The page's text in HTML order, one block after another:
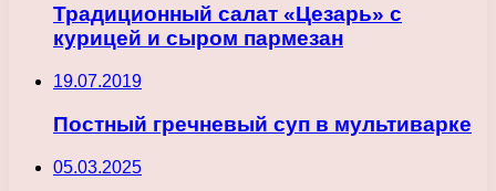
Традиционный салат «Цезарь» с
курицей и сыром пармезан
19.07.2019
Постный гречневый суп в мультиварке
05.03.2025